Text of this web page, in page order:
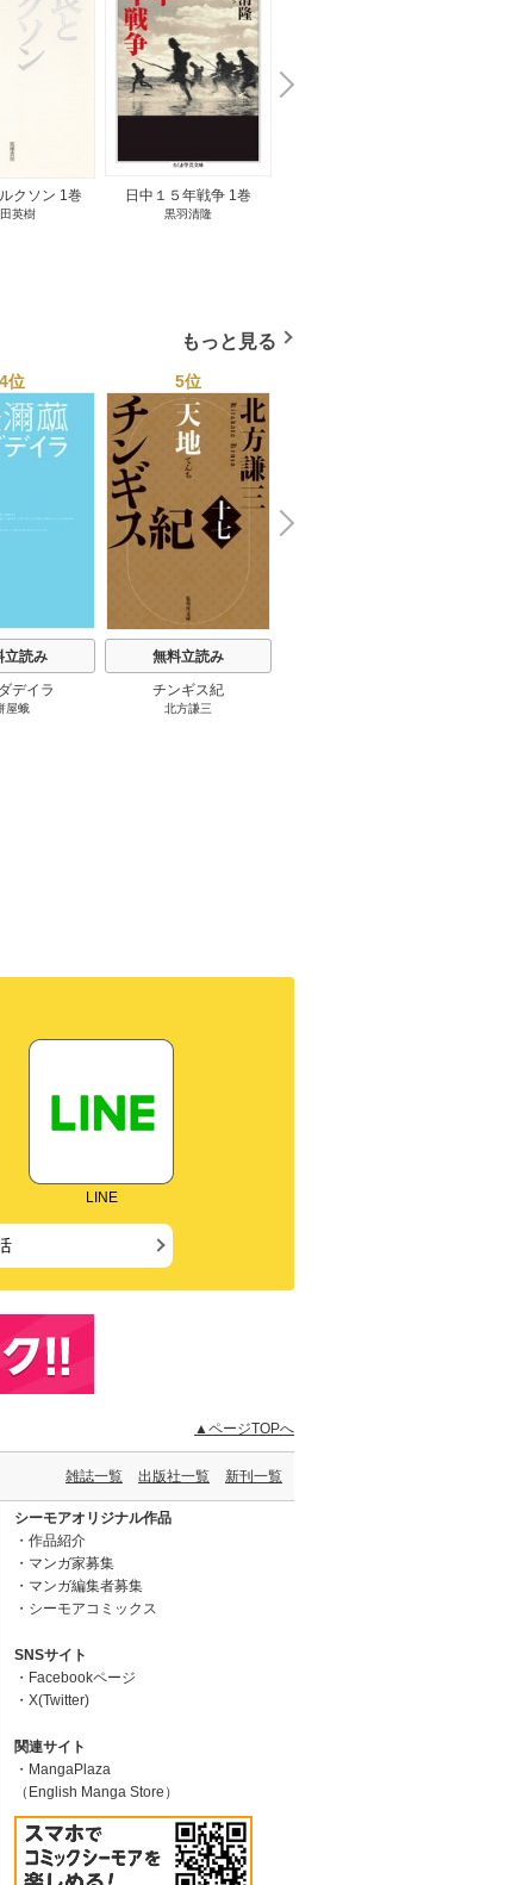
クソン 1巻
英樹
日中１５年戦争 1巻
黒羽清隆
N
e
x
t
もっと見る
4位
立読み
デイラ
屋蛾
5位
無料立読み
チンギス紀
北方謙三
N
x
LINE
▲ページTOPへ
雑誌一覧 出版社一覧 新刊一覧
シーモアオリジナル作品
作品紹介
マンガ家募集
マンガ編集者募集
シーモアコミックス
SNSサイト
Facebookページ
X(Twitter)
関連サイト
MangaPlaza
（English Manga Store）